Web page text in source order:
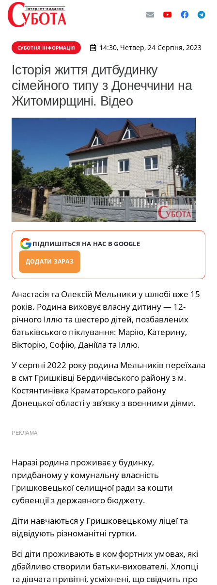
СУБОТНЯ ІНФОРМАЦІЯ 14:30, Четвер, 24 Серпня, 2023
Історія життя дитбудинку
сімейного типу з Донеччини на
Житомирщині. Відео
ПІДПИШІТЬСЯ НА НАС В GOOGLE
ДОДАТИ ЗАРАЗ
Анастасія та Олексій Мельники у шлюбі вже 15
років. Родина виховує власну дитину — 12-
річного Іллю та шестеро дітей, позбавлених
батьківського піклування: Марію, Катерину,
Вікторію, Софію, Даніїла та Іллю.
У серпні 2022 року родина Мельників переїхала
в смт Гришківці Бердичівського району з м.
Костянтинівка Краматорського району
Донецької області у зв’язку з воєнними діями.
РЕКЛАМА
Наразі родина проживає у будинку,
придбаному у комунальну власність
Гришковецької селищної ради за кошти
субвенції з державного бюджету.
Діти навчаються у Гришковецькому ліцеї та
відвідують різноманітні гуртки.
Всі діти проживають в комфортних умовах, які
дбайливо створили батьки-вихователі. Хлопці
та дівчата привітні, усміхнені, що свідчить про